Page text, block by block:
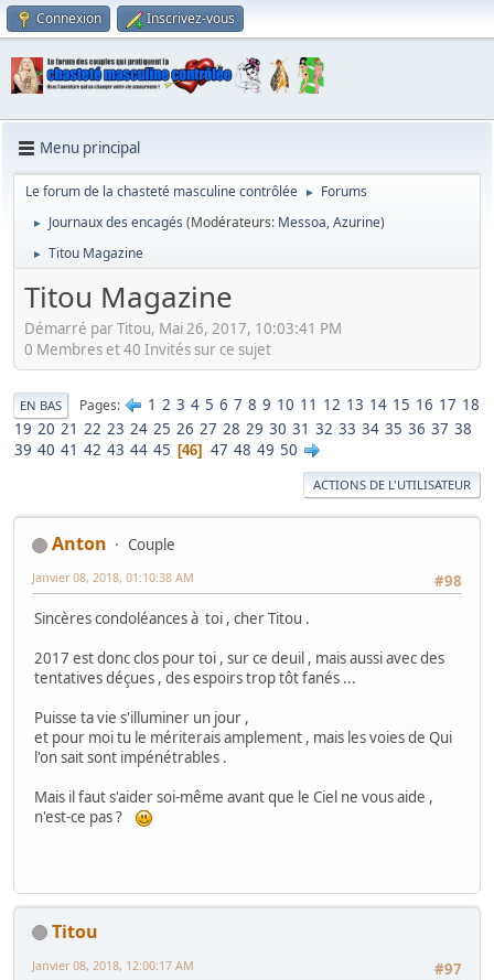
Connexion Inscrivez-vous
Menu principal
Le forum de la chasteté masculine contrôlée ► Forums
► Journaux des encagés (Modérateurs: Messoa,Azurine)
► Titou Magazine
Titou Magazine
Démarré par Titou, Mai 26, 2017, 10:03:41 PM
0 Membres et 40 Invités sur ce sujet
EN BAS Pages 1 2 3 4 5 6 7 8 9 10 11 12 13 14 15 16 17 18
19 20 21 22 23 24 25 26 27 28 29 30 31 32 33 34 35 36 37 38
39 40 41 42 43 44 45 46 47 48 49 50
ACTIONS DE L'UTILISATEUR
Anton
Couple
#98
Janvier 08, 2018, 01:10:38 AM
Sincères condoléances à toi , cher Titou .
2017 est donc clos pour toi , sur ce deuil , mais aussi avec des
tentatives déçues , des espoirs trop tôt fanés ...
Puisse ta vie s'illuminer un jour ,
et pour moi tu le mériterais amplement , mais les voies de Qui
l'on sait sont impénétrables .
Mais il faut s'aider soi-même avant que le Ciel ne vous aide ,
n'est-ce pas ?
Titou
#97
Janvier 08, 2018, 12:00:17 AM